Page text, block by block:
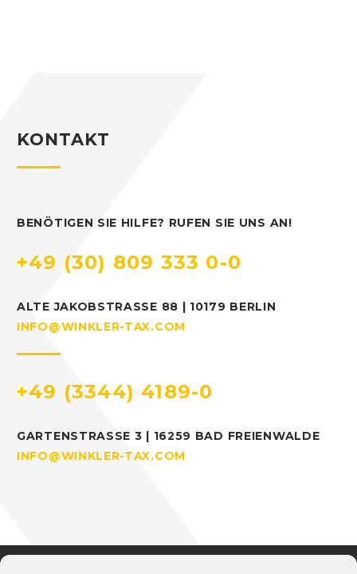
KONTAKT
BENÖTIGEN SIE HILFE? RUFEN SIE UNS AN!
+49 (30) 809 333 0-0
ALTE JAKOBSTRASSE 88 | 10179 BERLIN
INFO@WINKLER-TAX.COM
+49 (3344) 4189-0
GARTENSTRASSE 3 | 16259 BAD FREIENWALDE
INFO@WINKLER-TAX.COM